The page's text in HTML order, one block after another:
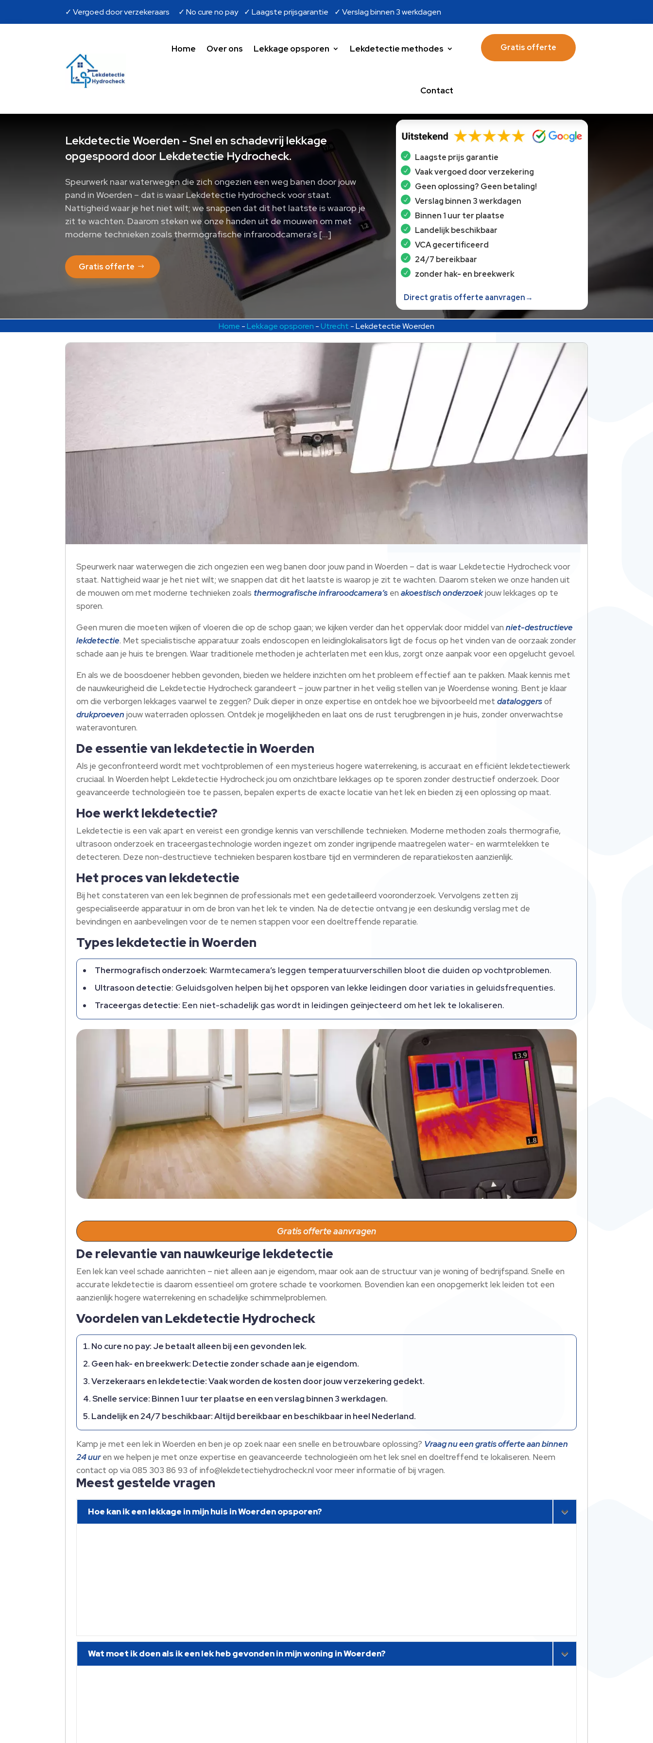
✓ Vergoed door verzekeraars ✓ No cure no pay ✓ Laagste prijsgarantie ✓ Verslag binnen 3 werkdagen
Home Over ons Lekkage opsporen Lekdetectie methodes
Contact
Gratis offerte
Lekdetectie Woerden - Snel en schadevrij lekkage
opgespoord door Lekdetectie Hydrocheck.
Speurwerk naar waterwegen die zich ongezien een weg banen door jouw
pand in Woerden – dat is waar Lekdetectie Hydrocheck voor staat.
Nattigheid waar je het niet wilt; we snappen dat dit het laatste is waarop je
zit te wachten. Daarom steken we onze handen uit de mouwen om met
moderne technieken zoals thermografische infraroodcamera’s […]
Gratis offerte
Laagste prijs garantie
Vaak vergoed door verzekering
Geen oplossing? Geen betaling!
Verslag binnen 3 werkdagen
Binnen 1 uur ter plaatse
Landelijk beschikbaar
VCA gecertificeerd
24/7 bereikbaar
zonder hak- en breekwerk
Direct gratis offerte aanvragen→
Home -Lekkage opsporen -Utrecht -Lekdetectie Woerden
Speurwerk naar waterwegen die zich ongezien een weg banen door jouw pand in Woerden – dat is waar Lekdetectie Hydrocheck voor
staat. Nattigheid waar je het niet wilt; we snappen dat dit het laatste is waarop je zit te wachten. Daarom steken we onze handen uit
de mouwen om met moderne technieken zoals thermografische infraroodcamera’s enakoestisch onderzoekjouw lekkages op te
sporen.
Geen muren die moeten wijken of vloeren die op de schop gaan; we kijken verder dan het oppervlak door middel vanniet-destructieve
lekdetectie. Met specialistische apparatuur zoals endoscopen en leidinglokalisators ligt de focus op het vinden van de oorzaak zonder
schade aan je huis te brengen. Waar traditionele methoden je achterlaten met een klus, zorgt onze aanpak voor een opgelucht gevoel.
En als we de boosdoener hebben gevonden, bieden we heldere inzichten om het probleem effectief aan te pakken. Maak kennis met
de nauwkeurigheid die Lekdetectie Hydrocheck garandeert – jouw partner in het veilig stellen van je Woerdense woning. Bent je klaar
om die verborgen lekkages vaarwel te zeggen? Duik dieper in onze expertise en ontdek hoe we bijvoorbeeld metdataloggersof
drukproeven jouw waterraden oplossen. Ontdek je mogelijkheden en laat ons de rust terugbrengen in je huis, zonder onverwachtse
wateravonturen.
De essentie van lekdetectie in Woerden
Als je geconfronteerd wordt met vochtproblemen of een mysterieus hogere waterrekening, is accuraat en efficiënt lekdetectiewerk
cruciaal. In Woerden helpt Lekdetectie Hydrocheck jou om onzichtbare lekkages op te sporen zonder destructief onderzoek. Door
geavanceerde technologieën toe te passen, bepalen experts de exacte locatie van het lek en bieden zij een oplossing op maat.
Hoe werkt lekdetectie?
Lekdetectie is een vak apart en vereist een grondige kennis van verschillende technieken. Moderne methoden zoals thermografie,
ultrasoon onderzoek en traceergastechnologie worden ingezet om zonder ingrijpende maatregelen water- en warmtelekken te
detecteren. Deze non-destructieve technieken besparen kostbare tijd en verminderen de reparatiekosten aanzienlijk.
Het proces van lekdetectie
Bij het constateren van een lek beginnen de professionals met een gedetailleerd vooronderzoek. Vervolgens zetten zij
gespecialiseerde apparatuur in om de bron van het lek te vinden. Na de detectie ontvang je een deskundig verslag met de
bevindingen en aanbevelingen voor de te nemen stappen voor een doeltreffende reparatie.
Types lekdetectie in Woerden
Thermografisch onderzoek: Warmtecamera’s leggen temperatuurverschillen bloot die duiden op vochtproblemen.
Ultrasoon detectie: Geluidsgolven helpen bij het opsporen van lekke leidingen door variaties in geluidsfrequenties.
Traceergas detectie: Een niet-schadelijk gas wordt in leidingen geïnjecteerd om het lek te lokaliseren.
Gratis offerte aanvragen
De relevantie van nauwkeurige lekdetectie
Een lek kan veel schade aanrichten – niet alleen aan je eigendom, maar ook aan de structuur van je woning of bedrijfspand. Snelle en
accurate lekdetectie is daarom essentieel om grotere schade te voorkomen. Bovendien kan een onopgemerkt lek leiden tot een
aanzienlijk hogere waterrekening en schadelijke schimmelproblemen.
Voordelen van Lekdetectie Hydrocheck
No cure no pay: Je betaalt alleen bij een gevonden lek.
Geen hak- en breekwerk: Detectie zonder schade aan je eigendom.
Verzekeraars en lekdetectie: Vaak worden de kosten door jouw verzekering gedekt.
Snelle service: Binnen 1 uur ter plaatse en een verslag binnen 3 werkdagen.
Landelijk en 24/7 beschikbaar: Altijd bereikbaar en beschikbaar in heel Nederland.
Kamp je met een lek in Woerden en ben je op zoek naar een snelle en betrouwbare oplossing? Vraag nu een gratis offerte aan binnen
24 uuren we helpen je met onze expertise en geavanceerde technologieën om het lek snel en doeltreffend te lokaliseren. Neem
contact op via 085 303 86 93 of info@lekdetectiehydrocheck.nl voor meer informatie of bij vragen.
Meest gestelde vragen
Hoe kan ik een lekkage in mijn huis in Woerden opsporen?
Wat moet ik doen als ik een lek heb gevonden in mijn woning in Woerden?